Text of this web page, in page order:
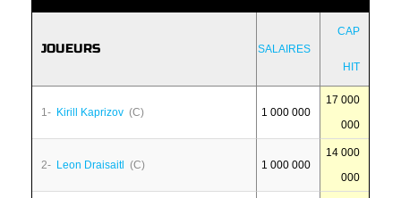
JOUEURS SALAIRES
CAP
HIT
1- Kirill Kaprizov (C) 1 000 000
17 000
000
2- Leon Draisaitl (C) 1 000 000
14 000
000